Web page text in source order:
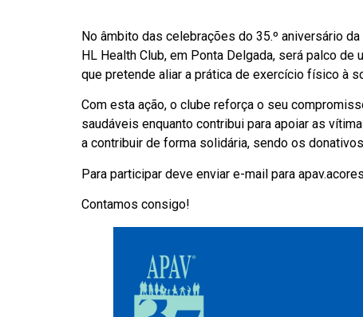
No âmbito das celebrações do 35.º aniversário
HL Health Club, em Ponta Delgada, será palco
que pretende aliar a prática de exercício físico à
Com esta ação, o clube reforça o seu
saudáveis enquanto contribui para apoiar as
a contribuir de forma solidária, sendo os
Para participar deve enviar e-mail para
Contamos consigo!